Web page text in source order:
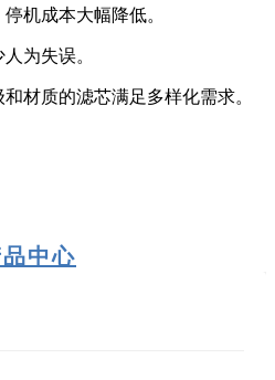
机成本大幅降低。
为失误。
材质的滤芯满足多样化需求。
中心